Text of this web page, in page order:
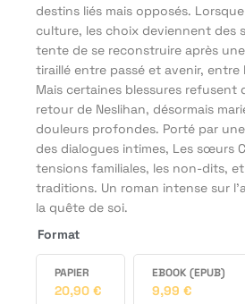
destins liés mais opposés.
culture, les choix deviennent des
tente de se reconstruire après
tiraillé entre passé et avenir,
Mais certaines blessures refusent
retour de Neslihan, désormais
douleurs profondes. Porté par
des dialogues intimes, Les sœurs
tensions familiales, les non-dits,
traditions. Un roman intense sur
la quête de soi.
Format
PAPIER
20,90 €
EBOOK (EPUB)
9,99 €